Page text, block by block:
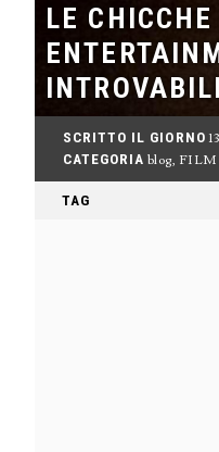
LE
SCRITTO IL GIORNO
CATEGORIA blog, FILM
TAG